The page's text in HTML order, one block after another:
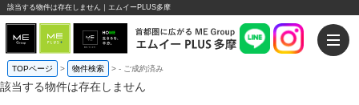
該当する物件は存在しません｜エムイーPLUS多摩
TOPページ > 物件検索 >- ご成約済み
該当する物件は存在しません